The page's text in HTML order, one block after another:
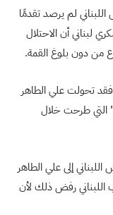
لم يرصد تقدمًا
لبناني أن الاحتلال
من دون بلوغ القمة.
فقد تحولت علي الطاهر
التي طرحت خلال
إلى علي الطاهر
اللبناني رفض ذلك لأن